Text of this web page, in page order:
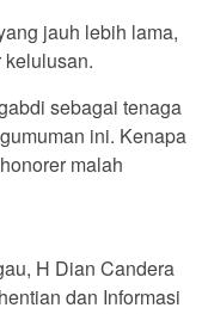
jauh lebih lama,
sebagai tenaga
ini. Kenapa
malah
H Dian Candera
dan Informasi